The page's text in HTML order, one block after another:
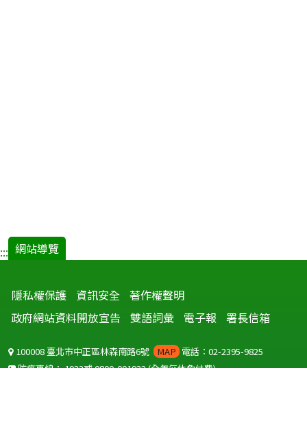
::: 網站導覽
隱私權保護 資訊安全 著作權聲明
政府網站資料開放宣告
雙語詞彙 電子報 署長信箱
100008 臺北市中正區林森南路6號 MAP 電話：02-2395-9825
防疫專線：1922或0800-001922(全年無休免付費)